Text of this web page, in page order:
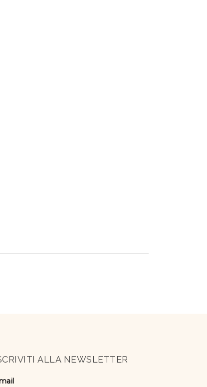
ALLA NEWSLETTER